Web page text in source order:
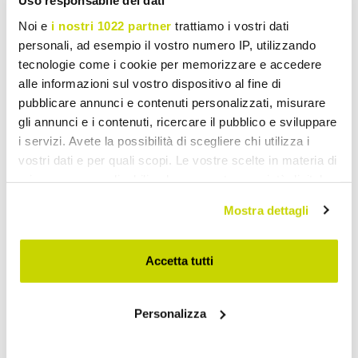
Noi e i nostri 1022 partner trattiamo i vostri dati
personali, ad esempio il vostro numero IP, utilizzando
tecnologie come i cookie per memorizzare e accedere
alle informazioni sul vostro dispositivo al fine di
pubblicare annunci e contenuti personalizzati, misurare
gli annunci e i contenuti, ricercare il pubblico e sviluppare
i servizi. Avete la possibilità di scegliere chi utilizza i
vostri dati e per quali scopi. Le vostre scelte in materia di
modificare o revocare il proprio consenso in qualsiasi
momento dalla Dichiarazione sui cookie o facendo clic
sull'icona di attivazione della privacy.
raccogliere informazioni sulla tua posizione
Mostra dettagli
Accetta tutti
Personalizza
Take advantage of it now!